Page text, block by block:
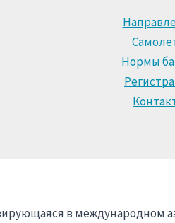
Нормы
в международном